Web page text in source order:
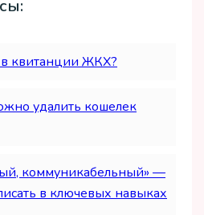
квитанции ЖКХ?
удалить кошелек
коммуникабельный» —
в ключевых навыках